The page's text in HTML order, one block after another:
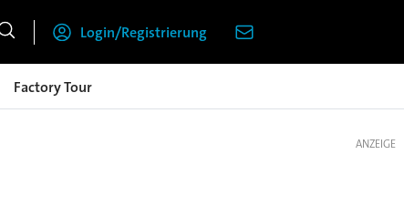
Login/Registrierung
Factory Tour
ANZEIGE